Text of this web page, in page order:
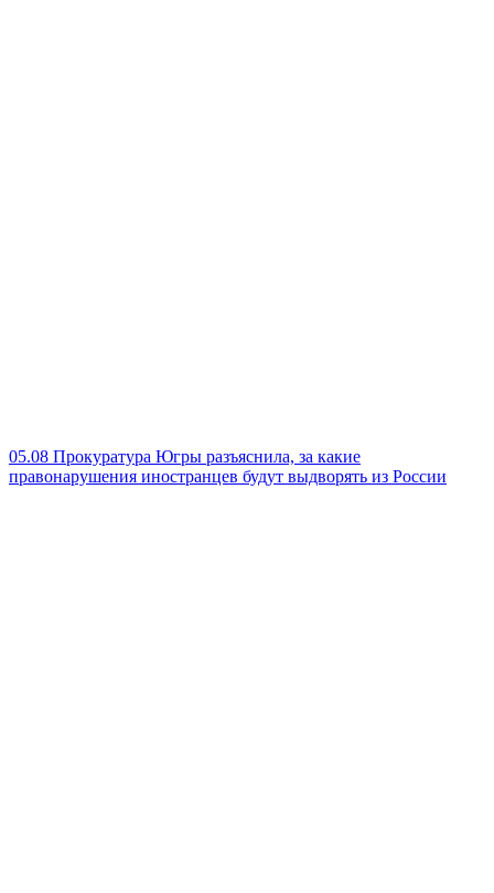
05.08 Прокуратура Югры разъяснила, за какие
правонарушения иностранцев будут выдворять из России